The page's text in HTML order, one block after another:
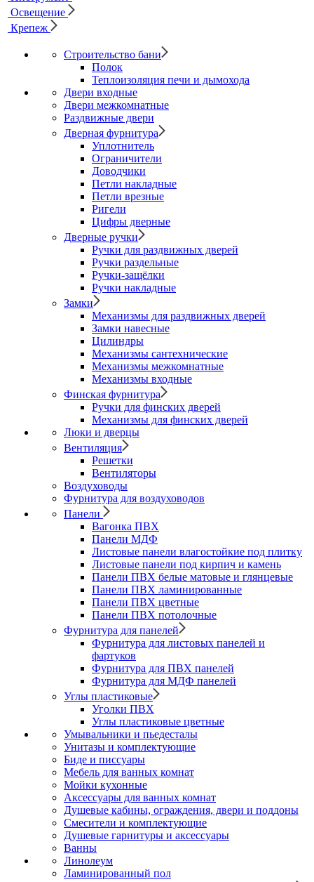
Освещение
Крепеж
Строительство бани
Полок
Теплоизоляция печи и дымохода
Двери входные
Двери межкомнатные
Раздвижные двери
Дверная фурнитура
Уплотнитель
Ограничители
Доводчики
Петли накладные
Петли врезные
Ригели
Цифры дверные
Дверные ручки
Ручки для раздвижных дверей
Ручки раздельные
Ручки-защёлки
Ручки накладные
Замки
Механизмы для раздвижных дверей
Замки навесные
Цилиндры
Механизмы сантехнические
Механизмы межкомнатные
Механизмы входные
Финская фурнитура
Ручки для финских дверей
Механизмы для финских дверей
Люки и дверцы
Вентиляция
Решетки
Вентиляторы
Воздуховоды
Фурнитура для воздуховодов
Панели
Вагонка ПВХ
Панели МДФ
Листовые панели влагостойкие под плитку
Листовые панели под кирпич и камень
Панели ПВХ белые матовые и глянцевые
Панели ПВХ ламинированные
Панели ПВХ цветные
Панели ПВХ потолочные
Фурнитура для панелей
Фурнитура для листовых панелей и
фартуков
Фурнитура для ПВХ панелей
Фурнитура для МДФ панелей
Углы пластиковые
Уголки ПВХ
Углы пластиковые цветные
Умывальники и пьедесталы
Унитазы и комплектующие
Биде и писсуары
Мебель для ванных комнат
Мойки кухонные
Аксессуары для ванных комнат
Душевые кабины, ограждения, двери и поддоны
Смесители и комплектующие
Душевые гарнитуры и аксессуары
Ванны
Линолеум
Ламинированный пол